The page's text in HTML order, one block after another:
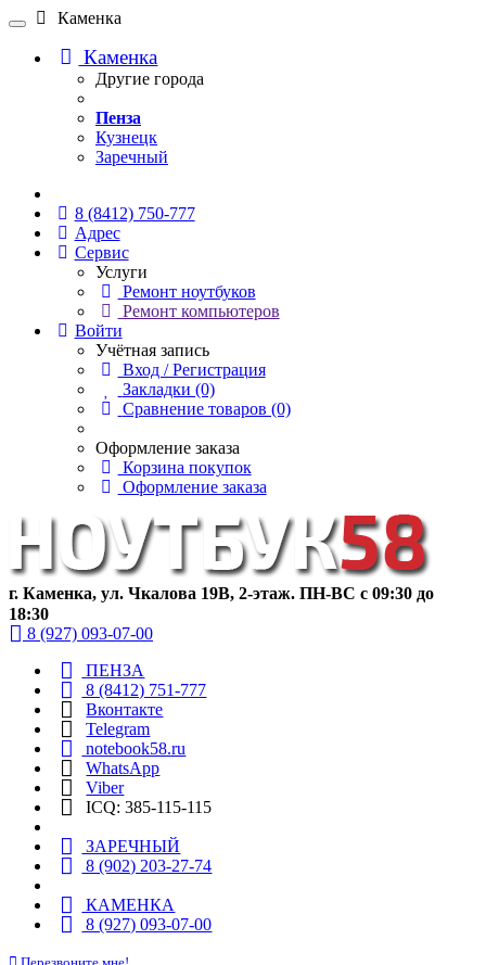
Каменка
Каменка
Другие города
Пенза
Кузнецк
Заречный
8 (8412) 750-777
Адрес
Сервис
Услуги
Ремонт ноутбуков
Ремонт компьютеров
Войти
Учётная запись
Вход / Регистрация
Закладки (0)
Сравнение товаров (0)
Оформление заказа
Корзина покупок
Оформление заказа
г. Каменка, ул. Чкалова 19В, 2-этаж. ПН-ВС с 09:30 до
18:30
8 (927) 093-07-00
ПЕНЗА
8 (8412) 751-777
Вконтакте
Telegram
notebook58.ru
WhatsApp
Viber
ICQ: 385-115-115
ЗАРЕЧНЫЙ
8 (902) 203-27-74
КАМЕНКА
8 (927) 093-07-00